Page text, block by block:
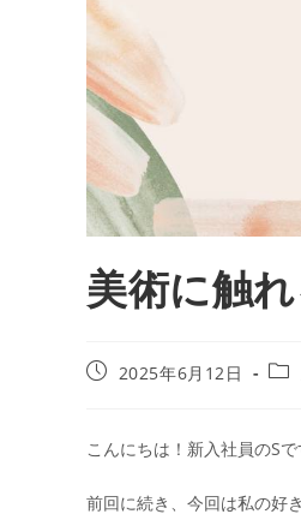
美術に触
2025年6月12日
こんにちは！新入社員のSで
前回に続き、今回は私の好